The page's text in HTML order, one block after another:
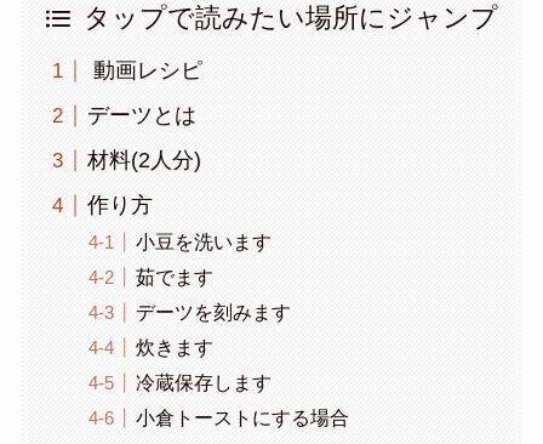
タップで読みたい場所にジャンプ
動画レシピ
デーツとは
材料(2人分)
作り方
小豆を洗います
茹でます
デーツを刻みます
炊きます
冷蔵保存します
小倉トーストにする場合